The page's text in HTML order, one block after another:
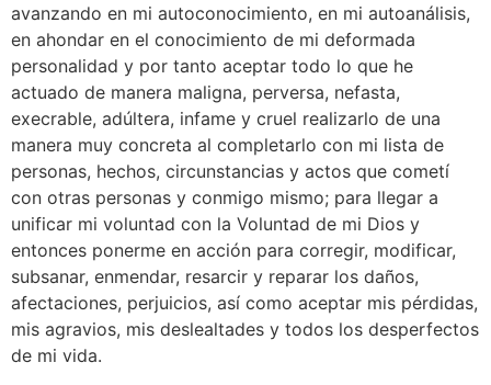
avanzando en mi autoconocimiento, en mi autoanálisis,
en ahondar en el conocimiento de mi deformada
personalidad y por tanto aceptar todo lo que he
actuado de manera maligna, perversa, nefasta,
execrable, adúltera, infame y cruel realizarlo de una
manera muy concreta al completarlo con mi lista de
personas, hechos, circunstancias y actos que cometí
con otras personas y conmigo mismo; para llegar a
unificar mi voluntad con la Voluntad de mi Dios y
entonces ponerme en acción para corregir, modificar,
subsanar, enmendar, resarcir y reparar los daños,
afectaciones, perjuicios, así como aceptar mis pérdidas,
mis agravios, mis deslealtades y todos los desperfectos
de mi vida.